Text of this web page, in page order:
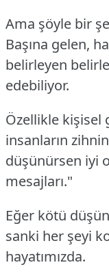
Ama şöyle bir
Başına gelen,
belirleyen
edebiliyor.
Özellikle kişisel
insanların
düşünürsen iyi
mesajları."
Eğer kötü
sanki her şeyi
hayatımızda.